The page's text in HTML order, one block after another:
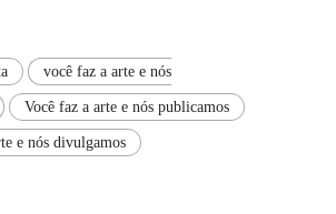
você faz a arte e nós
Você faz a arte e nós publicamos
e nós divulgamos